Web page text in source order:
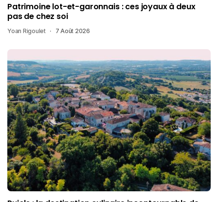
Patrimoine lot-et-garonnais : ces joyaux à deux
pas de chez soi
Yoan Rigoulet 7 Août 2026